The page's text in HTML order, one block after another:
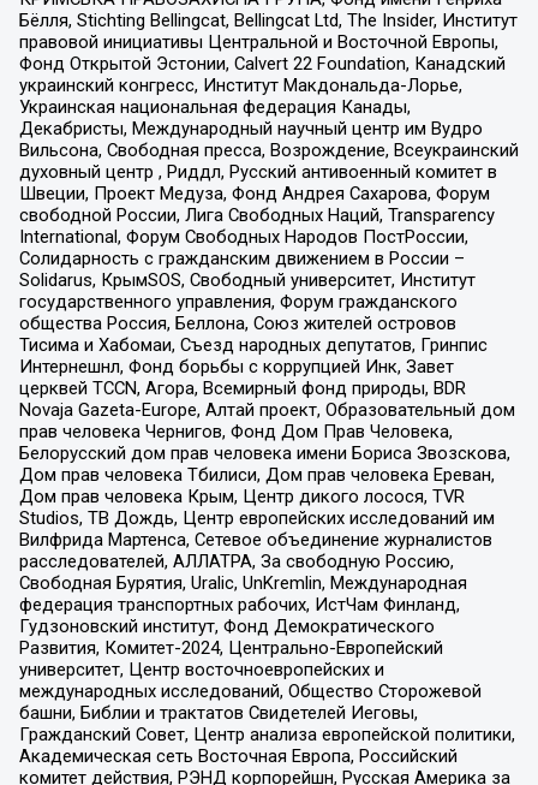
Бёлля, Stichting Bellingcat, Bellingcat Ltd, The Insider, Институт
правовой инициативы Центральной и Восточной Европы,
Фонд Открытой Эстонии, Calvert 22 Foundation, Канадский
украинский конгресс, Институт Макдональда-Лорье,
Украинская национальная федерация Канады,
Декабристы, Международный научный центр им Вудро
Вильсона, Свободная пресса, Возрождение, Всеукраинский
духовный центр , Риддл, Русский антивоенный комитет в
Швеции, Проект Медуза, Фонд Андрея Сахарова, Форум
свободной России, Лига Свободных Наций, Transparеncy
International, Форум Свободных Народов ПостРоссии,
Солидарность с гражданским движением в России –
Solidarus, КрымSOS, Свободный университет, Институт
государственного управления, Форум гражданского
общества Россия, Беллона, Союз жителей островов
Тисима и Хабомаи, Съезд народных депутатов, Гринпис
Интернешнл, Фонд борьбы с коррупцией Инк, Завет
церквей TCCN, Агора, Всемирный фонд природы, BDR
Novaja Gazeta-Europe, Алтай проект, Образовательный дом
прав человека Чернигов, Фонд Дом Прав Человека,
Белорусский дом прав человека имени Бориса Звозскова,
Дом прав человека Тбилиси, Дом прав человека Ереван,
Дом прав человека Крым, Центр дикого лосося, TVR
Studios, ТВ Дождь, Центр европейских исследований им
Вилфрида Мартенса, Сетевое объединение журналистов
расследователей, АЛЛАТРА, За свободную Россию,
Свободная Бурятия, Uralic, UnKremlin, Международная
федерация транспортных рабочих, ИстЧам Финланд,
Гудзоновский институт, Фонд Демократического
Развития, Комитет-2024, Центрально-Европейский
университет, Центр восточноевропейских и
международных исследований, Общество Сторожевой
башни, Библии и трактатов Свидетелей Иеговы,
Гражданский Совет, Центр анализа европейской политики,
Академическая сеть Восточная Европа, Российский
комитет действия, РЭНД корпорейшн, Русская Америка за